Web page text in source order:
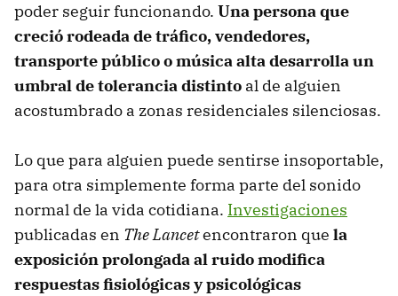
poder seguir funcionando. Una persona que
creció rodeada de tráfico, vendedores,
transporte público o música alta desarrolla un
umbral de tolerancia distinto al de alguien
acostumbrado a zonas residenciales silenciosas.
Lo que para alguien puede sentirse insoportable,
para otra simplemente forma parte del sonido
normal de la vida cotidiana. Investigaciones
publicadas en The Lancetencontraron que la
exposición prolongada al ruido modifica
respuestas fisiológicas y psicológicas